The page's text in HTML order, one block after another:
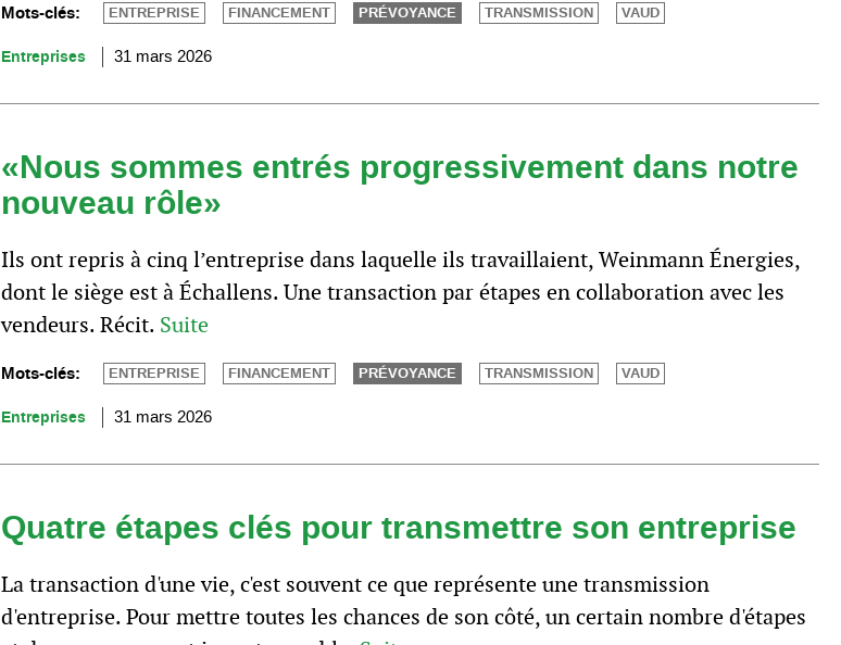
Mots-clés: ENTREPRISE FINANCEMENT PRÉVOYANCE TRANSMISSION VAUD
Entreprises 31 mars 2026
«Nous sommes entrés progressivement dans notre
nouveau rôle»
Ils ont repris à cinq l’entreprise dans laquelle ils travaillaient, Weinmann Énergies,
dont le siège est à Échallens. Une transaction par étapes en collaboration avec les
vendeurs. Récit. Suite
Mots-clés: ENTREPRISE FINANCEMENT PRÉVOYANCE TRANSMISSION VAUD
Entreprises 31 mars 2026
Quatre étapes clés pour transmettre son entreprise
La transaction d'une vie, c'est souvent ce que représente une transmission
d'entreprise. Pour mettre toutes les chances de son côté, un certain nombre d'étapes